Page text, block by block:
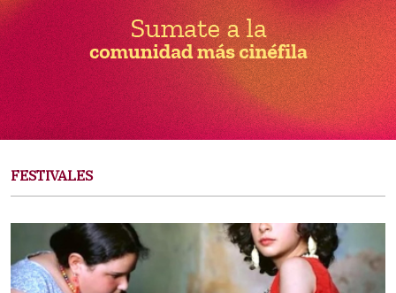
FESTIVALES